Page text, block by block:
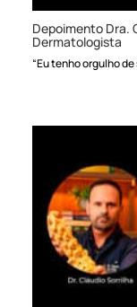
Depoimento Dra.
Dermatologista
“Eu tenho orgulho